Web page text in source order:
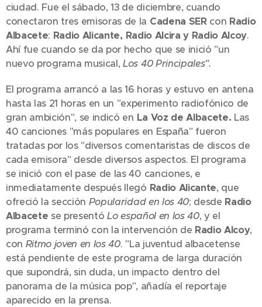
ciudad. Fue el sábado, 13 de diciembre, cuando
conectaron tres emisoras de la Cadena SERcon Radio
Albacete: Radio Alicante, Radio Alcira y Radio Alcoy.
Ahí fue cuando se da por hecho que se inició "un
nuevo programa musical,Los 40 Principales".
El programa arrancó a las 16 horas y estuvo en antena
hasta las 21 horas en un "experimento radiofónico de
gran ambición", se indicó en La Voz de Albacete. Las
40 canciones "más populares en España" fueron
tratadas por los "diversos comentaristas de discos de
cada emisora" desde diversos aspectos. El programa
se inició con el pase de las 40 canciones, e
inmediatamente después llegó Radio Alicante, que
ofreció la sección Popularidad en los 40; desde Radio
Albacete se presentóLo español en los 40, y el
programa terminó con la intervención de Radio Alcoy,
con Ritmo joven en los 40. "La juventud albacetense
está pendiente de este programa de larga duración
que supondrá, sin duda, un impacto dentro del
panorama de la música pop", añadía el reportaje
aparecido en la prensa.